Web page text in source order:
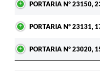
PORTARIA Nº 23150,
PORTARIA Nº 23131,
PORTARIA Nº 23020,